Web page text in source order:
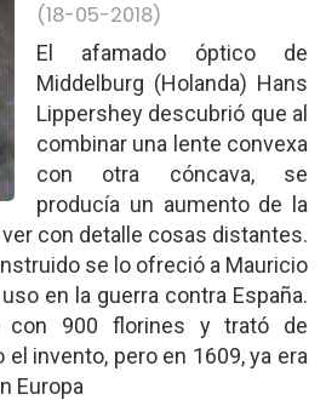
(18-05-2018)
El afamado óptico de
Middelburg (Holanda) Hans
Lippershey descubrió que al
combinar una lente convexa
con otra cóncava, se
producía un aumento de la
con detalle cosas distantes.
se lo ofreció a Mauricio
en la guerra contra España.
con 900 florines y trató de
invento, pero en 1609, ya era
Europa